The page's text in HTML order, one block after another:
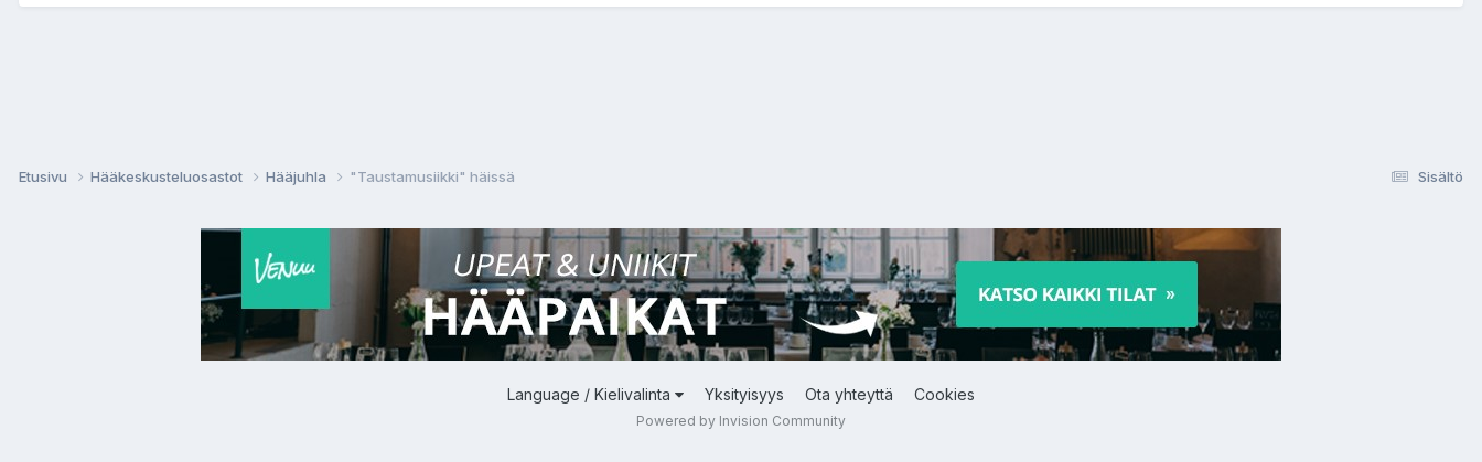
Sisältö
Etusivu Hääkeskusteluosastot Hääjuhla "Taustamusiikki" häissä
Language / Kielivalinta Yksityisyys Ota yhteyttä Cookies
Powered by Invision Community